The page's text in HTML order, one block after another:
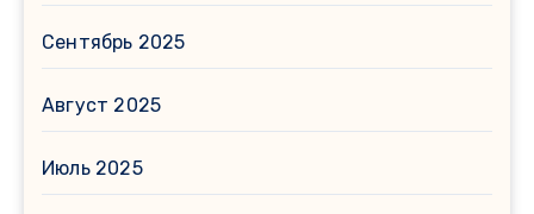
Сентябрь 2025
Август 2025
Июль 2025